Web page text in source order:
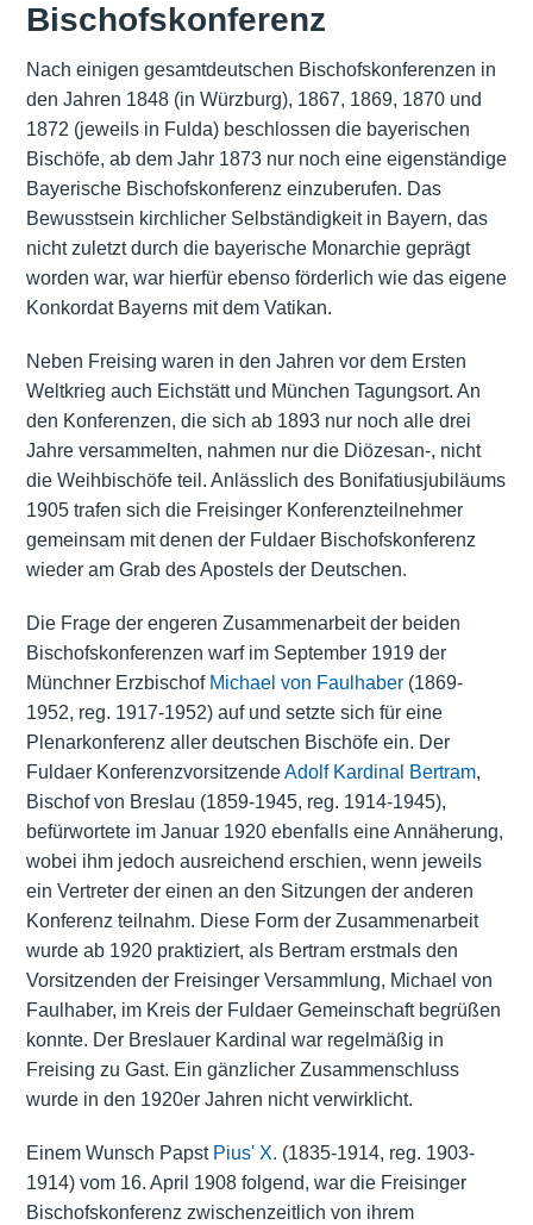
Bischofskonferenz
Nach einigen gesamtdeutschen Bischofskonferenzen in
den Jahren 1848 (in Würzburg), 1867, 1869, 1870 und
1872 (jeweils in Fulda) beschlossen die bayerischen
Bischöfe, ab dem Jahr 1873 nur noch eine eigenständige
Bayerische Bischofskonferenz einzuberufen. Das
Bewusstsein kirchlicher Selbständigkeit in Bayern, das
nicht zuletzt durch die bayerische Monarchie geprägt
worden war, war hierfür ebenso förderlich wie das eigene
Konkordat Bayerns mit dem Vatikan.
Neben Freising waren in den Jahren vor dem Ersten
Weltkrieg auch Eichstätt und München Tagungsort. An
den Konferenzen, die sich ab 1893 nur noch alle drei
Jahre versammelten, nahmen nur die Diözesan-, nicht
die Weihbischöfe teil. Anlässlich des Bonifatiusjubiläums
1905 trafen sich die Freisinger Konferenzteilnehmer
gemeinsam mit denen der Fuldaer Bischofskonferenz
wieder am Grab des Apostels der Deutschen.
Die Frage der engeren Zusammenarbeit der beiden
Bischofskonferenzen warf im September 1919 der
Münchner Erzbischof Michael von Faulhaber(1869-
1952, reg. 1917-1952) auf und setzte sich für eine
Plenarkonferenz aller deutschen Bischöfe ein. Der
Fuldaer KonferenzvorsitzendeAdolf Kardinal Bertram,
Bischof von Breslau (1859-1945, reg. 1914-1945),
befürwortete im Januar 1920 ebenfalls eine Annäherung,
wobei ihm jedoch ausreichend erschien, wenn jeweils
ein Vertreter der einen an den Sitzungen der anderen
Konferenz teilnahm. Diese Form der Zusammenarbeit
wurde ab 1920 praktiziert, als Bertram erstmals den
Vorsitzenden der Freisinger Versammlung, Michael von
Faulhaber, im Kreis der Fuldaer Gemeinschaft begrüßen
konnte. Der Breslauer Kardinal war regelmäßig in
Freising zu Gast. Ein gänzlicher Zusammenschluss
wurde in den 1920er Jahren nicht verwirklicht.
Einem Wunsch Papst Pius' X. (1835-1914, reg. 1903-
1914) vom 16. April 1908 folgend, war die Freisinger
Bischofskonferenz zwischenzeitlich von ihrem